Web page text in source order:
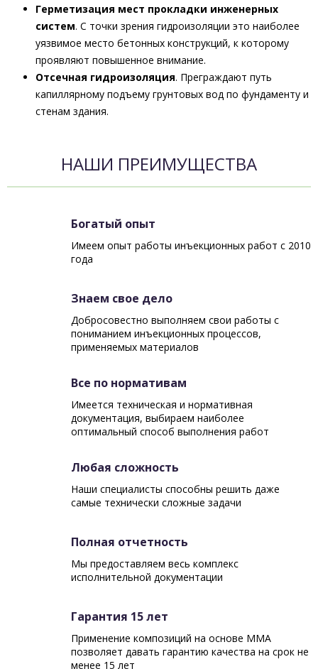
Герметизация мест прокладки инженерных
систем. С точки зрения гидроизоляции это наиболее
уязвимое место бетонных конструкций, к которому
проявляют повышенное внимание.
Отсечная гидроизоляция. Преграждают путь
капиллярному подъему грунтовых вод по фундаменту и
стенам здания.
НАШИ ПРЕИМУЩЕСТВА
Богатый опыт
Имеем опыт работы инъекционных работ с 2010
года
Знаем свое дело
Добросовестно выполняем свои работы с
пониманием инъекционных процессов,
применяемых материалов
Все по нормативам
Имеется техническая и нормативная
документация, выбираем наиболее
оптимальный способ выполнения работ
Любая сложность
Наши специалисты способны решить даже
самые технически сложные задачи
Полная отчетность
Мы предоставляем весь комплекс
исполнительной документации
Гарантия 15 лет
Применение композиций на основе ММА
позволяет давать гарантию качества на срок не
менее 15 лет